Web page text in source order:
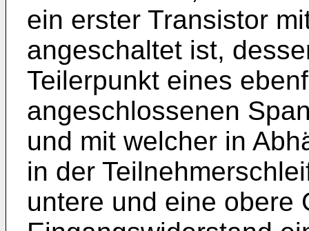
ein erster Transistor
angeschaltet ist,
Teilerpunkt eines
angeschlossenen
und mit welcher in
in der
untere und eine obere